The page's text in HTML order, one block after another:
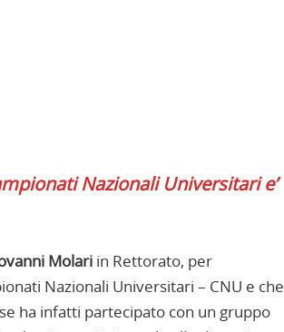
Nazionali Universitari e’
Molari in Rettorato, per
Nazionali Universitari – CNU e che
ha infatti partecipato con un gruppo